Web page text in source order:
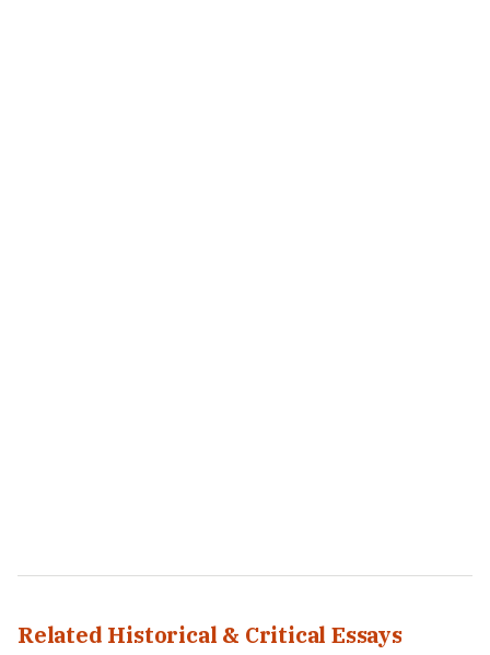
Related Historical & Critical Essays